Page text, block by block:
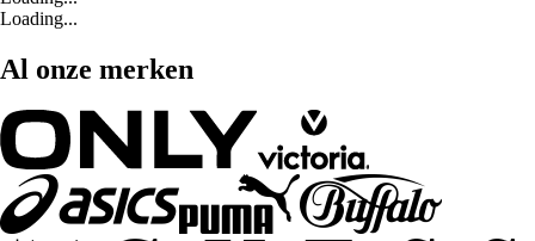
Loading...
Al onze merken